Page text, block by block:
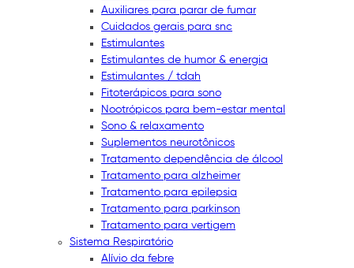
Auxiliares para parar de fumar
Cuidados gerais para snc
Estimulantes
Estimulantes de humor & energia
Estimulantes / tdah
Fitoterápicos para sono
Nootrópicos para bem-estar mental
Sono & relaxamento
Suplementos neurotônicos
Tratamento dependência de álcool
Tratamento para alzheimer
Tratamento para epilepsia
Tratamento para parkinson
Tratamento para vertigem
Sistema Respiratório
Alívio da febre